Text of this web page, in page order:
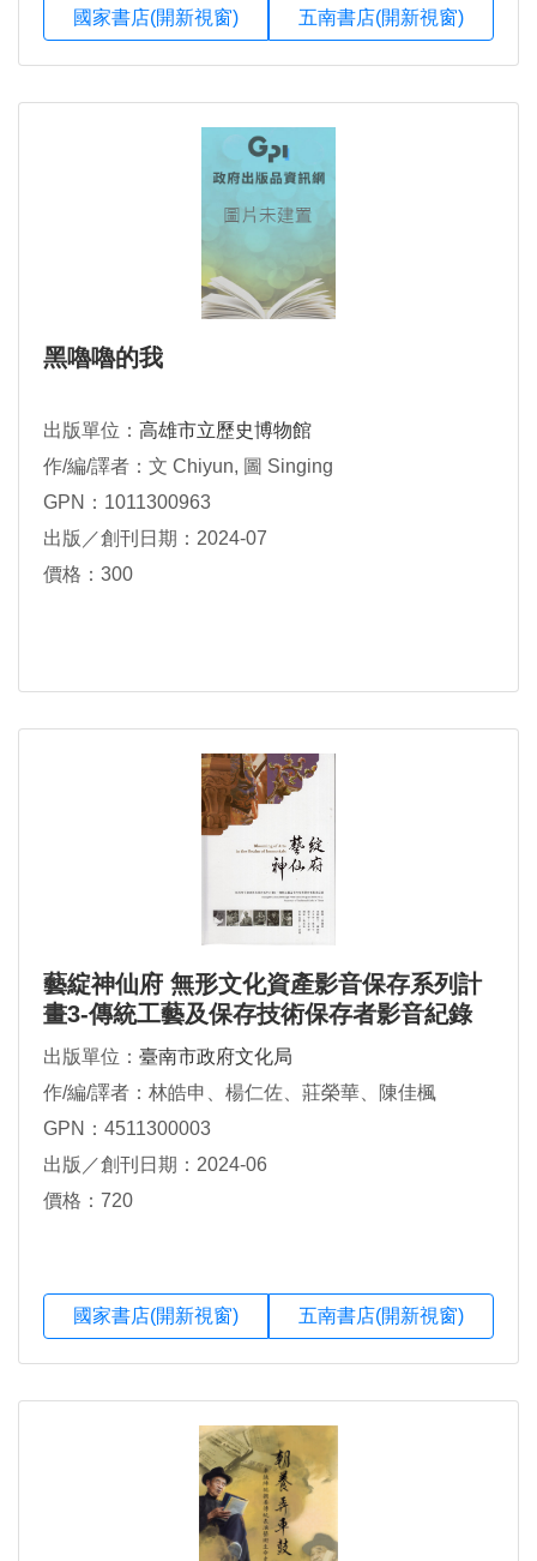
國家書店(開新視窗) 五南書店(開新視窗)
黑嚕嚕的我
出版單位： 高雄市立歷史博物館
作/編/譯者：文 Chiyun, 圖 Singing
GPN：1011300963
出版／創刊日期：2024-07
價格：300
藝綻神仙府 無形文化資產影音保存系列計
畫3-傳統工藝及保存技術保存者影音紀錄
出版單位： 臺南市政府文化局
作/編/譯者：林皓申、楊仁佐、莊榮華、陳佳楓
GPN：4511300003
出版／創刊日期：2024-06
價格：720
國家書店(開新視窗) 五南書店(開新視窗)